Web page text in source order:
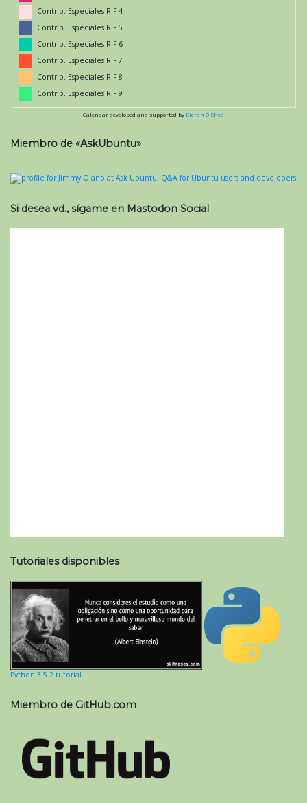
Contrib. Especiales RIF 4
Contrib. Especiales RIF 5
Contrib. Especiales RIF 6
Contrib. Especiales RIF 7
Contrib. Especiales RIF 8
Contrib. Especiales RIF 9
Calendar developed and supported by Kieran O'Shea
Miembro de «AskUbuntu»
Si desea vd., sígame en Mastodon Social
Tutoriales disponibles
Python 3.5.2 tutorial
Miembro de GitHub.com